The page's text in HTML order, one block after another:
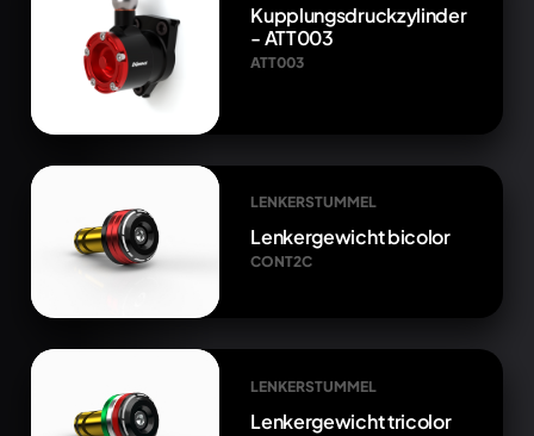
Kupplungsdruckzylinder
- ATT003
ATT003
LENKERSTUMMEL
Lenkergewicht bicolor
CONT2C
LENKERSTUMMEL
Lenkergewicht tricolor